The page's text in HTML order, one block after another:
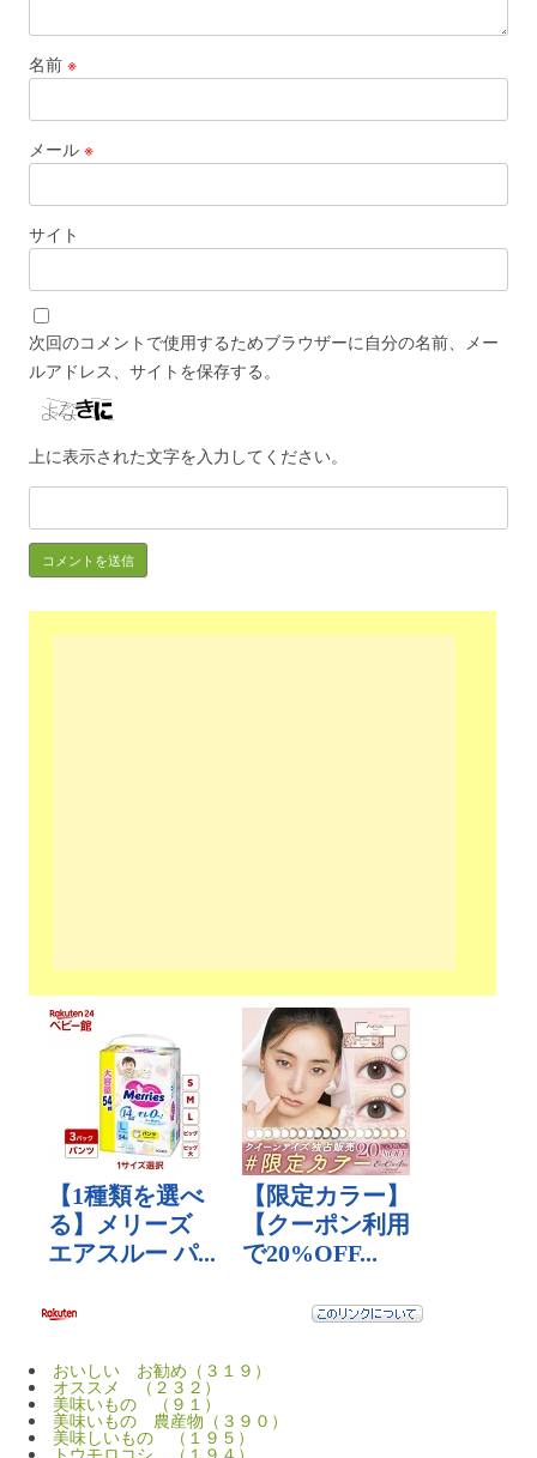
名前 ※
メール ※
サイト
次回のコメントで使用するためブラウザーに自分の名前、メー
ルアドレス、サイトを保存する。
上に表示された文字を入力してください。
おいしい お勧め（３１９）
オススメ （２３２）
美味いもの （９１）
美味いもの 農産物（３９０）
美味しいもの （１９５）
トウモロコシ （１９４）